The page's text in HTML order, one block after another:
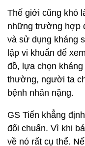
Thế giới cũng khó
những trường hợp
và sử dụng kháng
lập vi khuẩn để
đồ, lựa chọn
thường, người ta
bệnh nhân nặng.
GS Tiến khẳng
đối chuẩn. Vì khi
về nó rất cụ thể.